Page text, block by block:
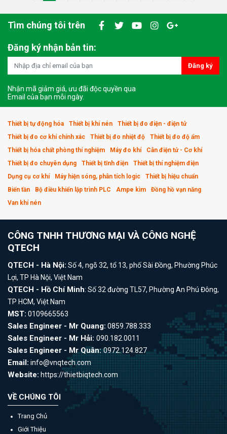
Tìm chúng tôi trên
Đăng ký nhận bản tin:
Đăng ký
Nhận mã giảm giá, ưu đãi độc quyền qua
Email của bạn mỗi ngày.
Thiết bị tự động hóa Thiết bị khí nén
Thiết bị đo điện - điện tử
Thiết bị đo cơ khí chính xác
Thiết bị đo nhiệt độ
Thiết bị đo độ ẩm
Thiết bị hóa chất phòng thí nghiệm
Máy đo khí
Cân điện tử - Cơ khí
Thiết bị đo chuyên dụng
Thiết bị tĩnh điện
Thiết bị thí nghiệm điện
Dụng cụ cơ khí
Máy hiện sóng, phân tích logic
Thiết bị hiệu chuẩn
Biến tần
Bộ điều khiển lập trình PLC Ampe kìm
Đồng hồ vạn năng
Van khí nén
CÔNG TNHH THƯƠNG MẠI VÀ CÔNG NGHỆ
QTECH
QTECH - Hà Nội: Số 4, ngõ 32, tổ 13, phố Sài Đồng, Phường Phúc
Lợi, TP Hà Nội, Việt Nam
QTECH - Hồ Chí Minh: Số 32 đường TL57, Phường An Phú Đông,
TP HCM, Việt Nam
MST: 0109665563
Sales Engineer - Mr Quang: 0859.788.333
Sales Engineer - Mr Hải: 090.182.0011
Sales Engineer - Mr Quân:0972.124.827
Email: info@vnqtech.com
Website: https://thietbiqtech.com
VỀ CHÚNG TÔI
Trang Chủ
Giới Thiệu